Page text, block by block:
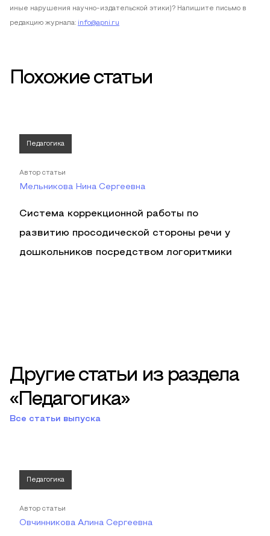
иные нарушения научно-издательской этики)? Напишите письмо в
редакцию журнала: info@apni.ru
Похожие статьи
Педагогика
Автор статьи
Мельникова Нина Сергеевна
Система коррекционной работы по
развитию просодической стороны речи у
дошкольников посредством логоритмики
Другие статьи из раздела
«Педагогика»
Все статьи выпуска
Педагогика
Автор статьи
Овчинникова Алина Сергеевна